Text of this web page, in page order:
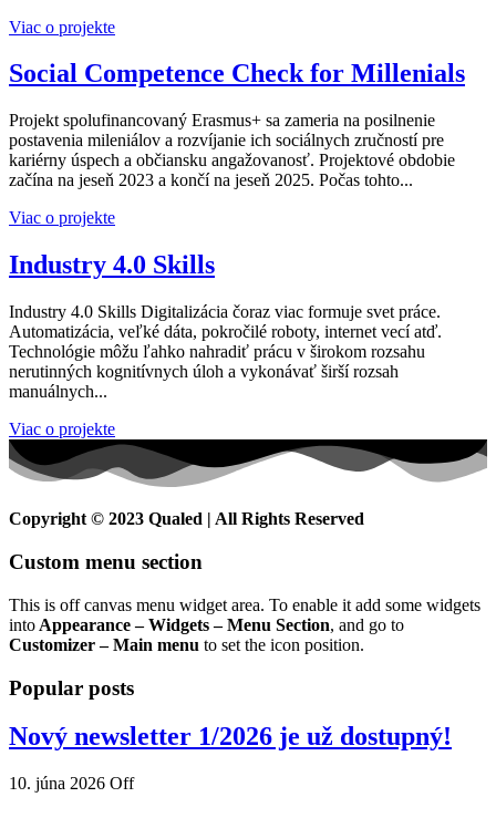
Viac o projekte
Social Competence Check for Millenials
Projekt spolufinancovaný Erasmus+ sa zameria na posilnenie
postavenia mileniálov a rozvíjanie ich sociálnych zručností pre
kariérny úspech a občiansku angažovanosť. Projektové obdobie
začína na jeseň 2023 a končí na jeseň 2025. Počas tohto...
Viac o projekte
Industry 4.0 Skills
Industry 4.0 Skills Digitalizácia čoraz viac formuje svet práce.
Automatizácia, veľké dáta, pokročilé roboty, internet vecí atď.
Technológie môžu ľahko nahradiť prácu v širokom rozsahu
nerutinných kognitívnych úloh a vykonávať širší rozsah
manuálnych...
Viac o projekte
Copyright © 2023 Qualed | All Rights Reserved
Custom menu section
This is off canvas menu widget area. To enable it add some widgets
into Appearance – Widgets – Menu Section, and go to
Customizer – Main menu to set the icon position.
Popular posts
Nový newsletter 1/2026 je už dostupný!
10. júna 2026 Off